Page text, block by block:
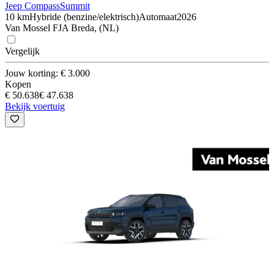
Jeep CompassSummit
10 kmHybride (benzine/elektrisch)Automaat2026
Van Mossel FJA Breda, (NL)
Vergelijk
Jouw korting: € 3.000
Kopen
€ 50.638€ 47.638
Bekijk voertuig